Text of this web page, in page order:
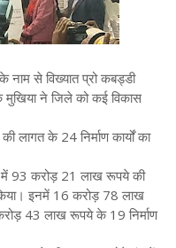
से विख्यात प्रो कबड्डी
ने जिले को कई विकास
लागत के 24 निर्माण कार्यों का
93 करोड़ 21 लाख रूपये की
इनमें 16 करोड़ 78 लाख
43 लाख रूपये के 19 निर्माण